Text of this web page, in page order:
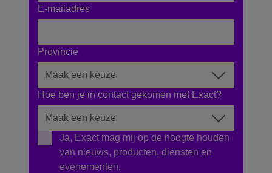
E-mailadres
Provincie
Hoe ben je in contact gekomen met Exact?
Ja, Exact mag mij op de hoogte houden
van nieuws, producten, diensten en
evenementen.